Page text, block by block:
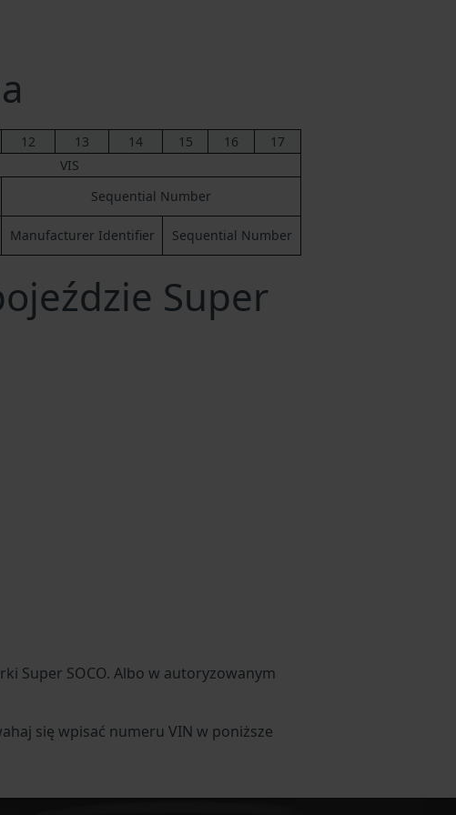
12 13 14 15 16
17
VIS
Sequential Number
Manufacturer Identifier Sequential Number
Super
Super SOCO. Albo w autoryzowanym
się wpisać numeru VIN w poniższe